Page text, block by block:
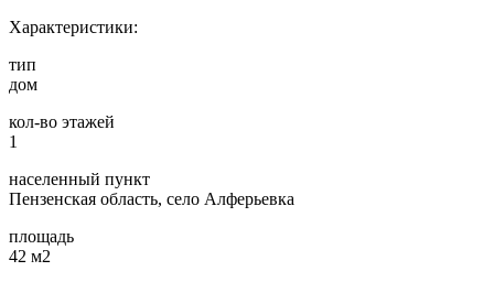
Характеристики:
тип
дом
кол-во этажей
1
населенный пункт
Пензенская область, село Алферьевка
площадь
42 м2